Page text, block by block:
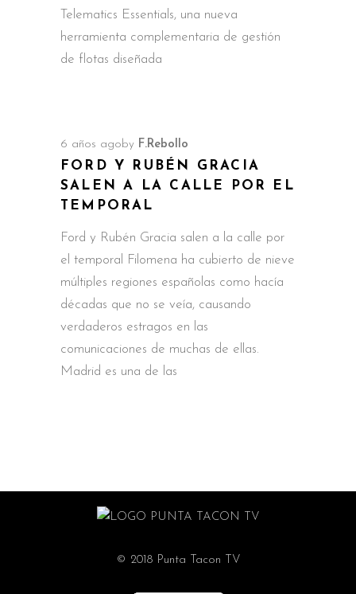
Telematics Essentials, una nueva
herramienta complementaria de gestión
de flotas diseñada
6 años ago by F.Rebollo
FORD Y RUBÉN GRACIA
SALEN A LA CALLE POR EL
TEMPORAL
Ford y Rubén Gracia salen a la calle por
el temporal Filomena ha cubierto de nieve
múltiples regiones españolas como hacía
décadas que no se veía, causando
verdaderos estragos en las
comunicaciones de muchas de ellas.
Madrid es una de las
© 2018 Punta Tacon TV